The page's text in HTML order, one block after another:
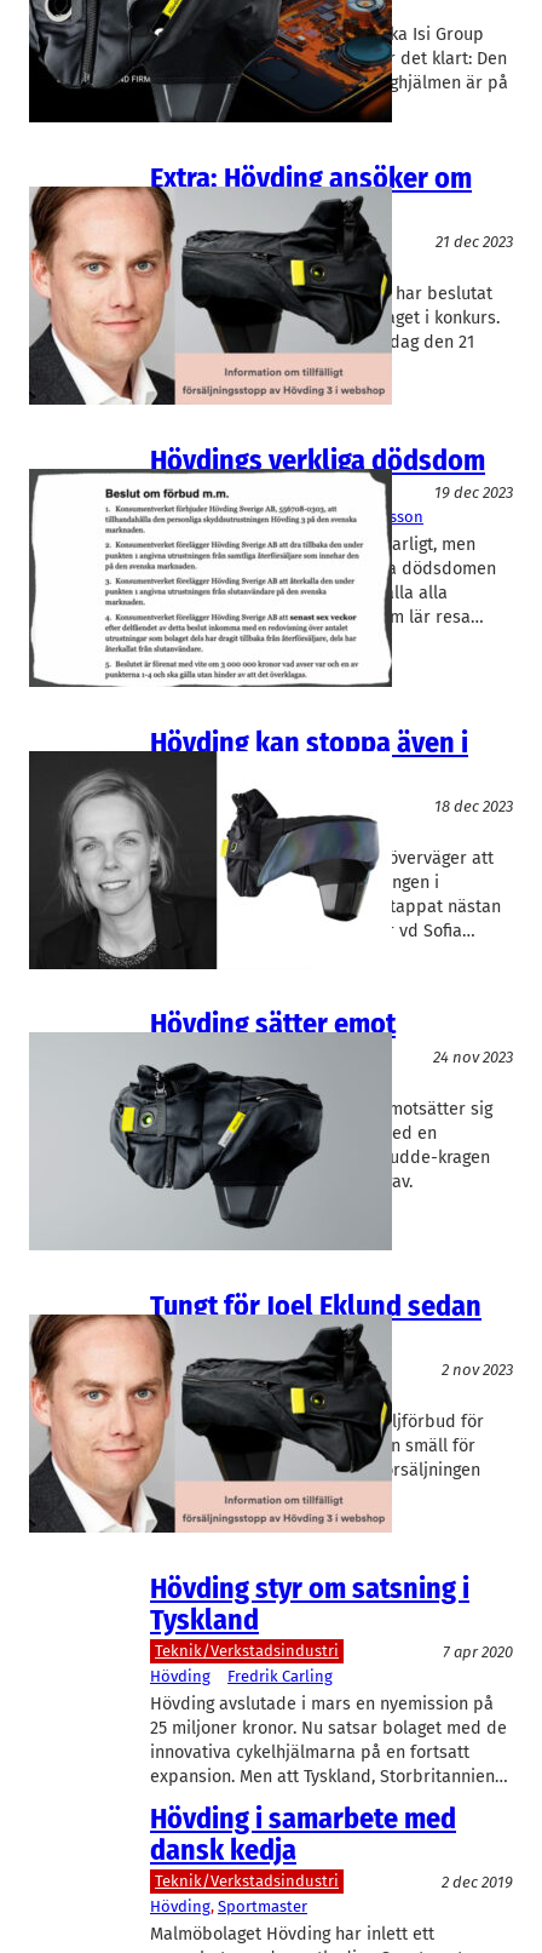
Joel Eklund
Johannes Book
Ett drygt år efter att österrikiska Isi Group
köpte Hövdings konkursbo står det klart: Den
fjärde generationen av Hövdinghjälmen är på
väg. Och den kommer…
Extra: Hövding ansöker om
konkurs
Teknik/Verkstadsindustri
21 dec 2023
Hövding
Joel Eklund
Styrelsen i Hövding Sverige AB har beslutat
att ansöka om att försätta bolaget i konkurs.
Konkursansökan lämnades in idag den 21
december 2023 till Malmö…
Hövdings verkliga dödsdom
Teknik/Verkstadsindustri
19 dec 2023
Hövding
Joel Eklund, Sofia Svensson
Säljstoppet för Hövding är allvarligt, men
överklagningsbart. Den verkliga dödsdomen
är att bolaget åläggs att återkalla alla
Hövding 3 från slutkunder – som lär resa…
Hövding kan stoppa även i
Teknik/Verkstadsindustri
18 dec 2023
Hövding
Sofia Svensson
Cykelhjälmsföretaget Hövding överväger att
på eget bevåg stoppa försäljningen i
Danmark. – Vi har ändå redan tappat nästan
all försäljning i Danmark, säger vd Sofia…
Hövding sätter emot
24 nov 2023
Hövding
Joel Eklund
Cykelhjälmsföretaget Hövding motsätter sig
konsumentverket säljförbud med en
utredning som visar att krockkudde-kragen
uppfyller gällande säkerhetskrav.
Tungt för Joel Eklund sedan
Hövding-köpet
Teknik/Verkstadsindustri
2 nov 2023
Hövding
Joel Eklund
Konsumentverkets tillfälliga säljförbud för
Hövding kom som ytterligare en smäll för
bolaget som just fått fart på försäljningen
efter förra årets ras.
Hövding styr om satsning i
Tyskland
Teknik/Verkstadsindustri
7 apr 2020
Hövding
Fredrik Carling
Hövding avslutade i mars en nyemission på
25 miljoner kronor. Nu satsar bolaget med de
innovativa cykelhjälmarna på en fortsatt
expansion. Men att Tyskland, Storbritannien…
Hövding i samarbete med
dansk kedja
Teknik/Verkstadsindustri
2 dec 2019
Hövding, Sportmaster
Malmöbolaget Hövding har inlett ett